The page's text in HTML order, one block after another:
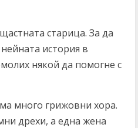
старица. За да
история в
някой да помогне с
много грижовни хора.
дрехи, а една жена